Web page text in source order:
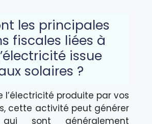
les principales
fiscales liées à
issue
solaires ?
l’électricité produite par vos
cette activité peut générer
sont généralement